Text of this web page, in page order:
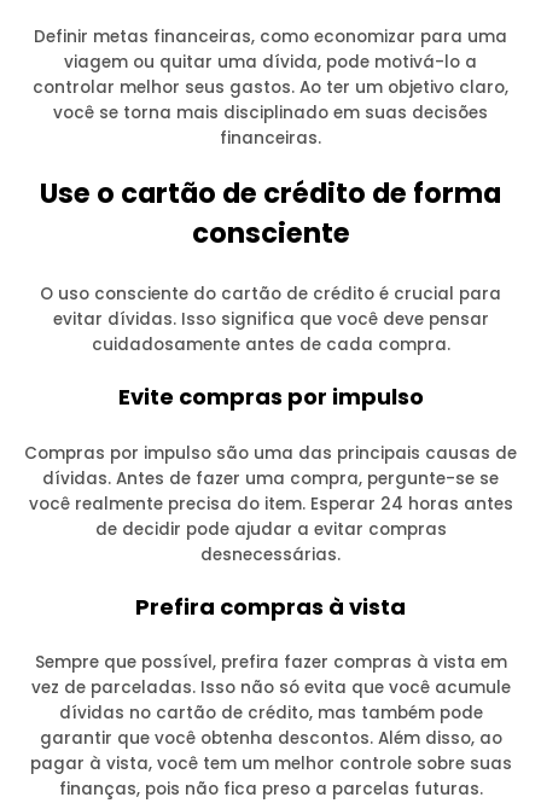
Definir metas financeiras, como economizar para uma
viagem ou quitar uma dívida, pode motivá-lo a
controlar melhor seus gastos. Ao ter um objetivo claro,
você se torna mais disciplinado em suas decisões
financeiras.
Use o cartão de crédito de forma
consciente
O uso consciente do cartão de crédito é crucial para
evitar dívidas. Isso significa que você deve pensar
cuidadosamente antes de cada compra.
Evite compras por impulso
Compras por impulso são uma das principais causas de
dívidas. Antes de fazer uma compra, pergunte-se se
você realmente precisa do item. Esperar 24 horas antes
de decidir pode ajudar a evitar compras
desnecessárias.
Prefira compras à vista
Sempre que possível, prefira fazer compras à vista em
vez de parceladas. Isso não só evita que você acumule
dívidas no cartão de crédito, mas também pode
garantir que você obtenha descontos. Além disso, ao
pagar à vista, você tem um melhor controle sobre suas
finanças, pois não fica preso a parcelas futuras.